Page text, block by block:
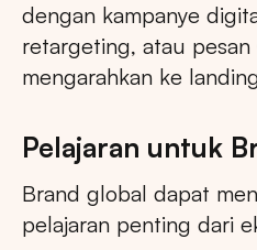
dengan kampanye
retargeting, atau pesan
mengarahkan ke
Pelajaran untuk
Brand global dapat
pelajaran penting dari